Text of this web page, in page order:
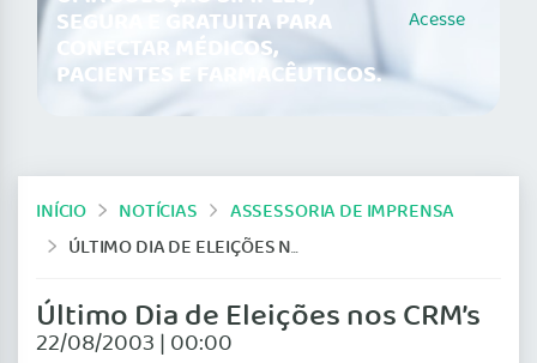
SEGURA E GRATUITA PARA
CONECTAR MÉDICOS,
PACIENTES E FARMACÊUTICOS.
Acesse
INÍCIO NOTÍCIAS
ASSESSORIA DE IMPRENSA
ÚLTIMO DIA DE ELEIÇÕES NOS CRM’S
Último Dia de Eleições nos CRM’s
22/08/2003 | 00:00